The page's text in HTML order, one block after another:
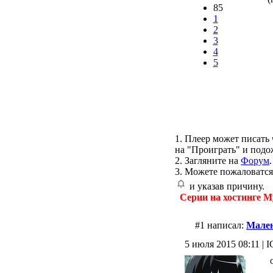
85
1
2
3
4
5
1. Плеер может писать
на "Проиграть" и
2. Загляните на Форум.
3. Можете
и указав причину.
Серии на хостинге
#1 написал:
5 июля 2015 08:11 |